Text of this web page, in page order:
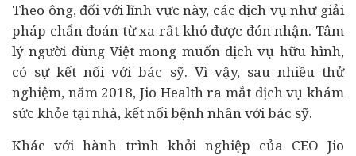
Theo ông, đối với lĩnh vực này, các dịch vụ như giải
pháp chẩn đoán từ xa rất khó được đón nhận. Tâm
lý người dùng Việt mong muốn dịch vụ hữu hình,
có sự kết nối với bác sỹ. Vì vậy, sau nhiều thử
nghiệm, năm 2018, Jio Health ra mắt dịch vụ khám
sức khỏe tại nhà, kết nối bệnh nhân với bác sỹ.
Khác với hành trình khởi nghiệp của CEO Jio